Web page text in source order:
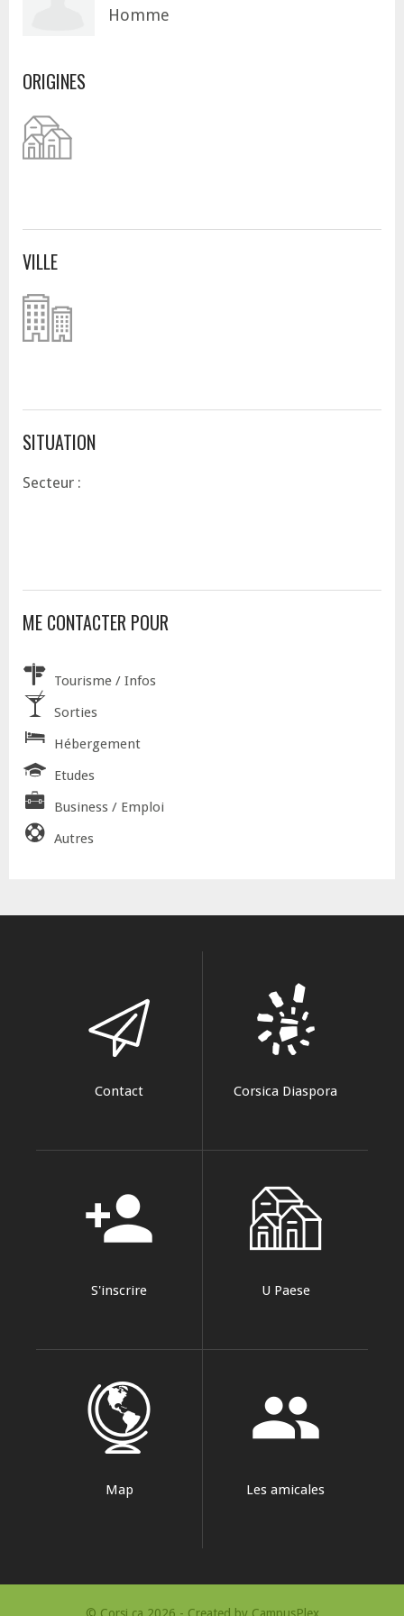
Homme
ORIGINES
VILLE
SITUATION
Secteur :
ME CONTACTER POUR
Tourisme / Infos
Sorties
Hébergement
Etudes
Business / Emploi
Autres
Contact Corsica Diaspora
person_add
S'inscrire U Paese
Map
group
Les amicales